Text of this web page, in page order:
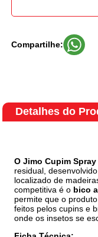
Compartilhe:
Detalhes do
O Jimo Cupim Spray
residual,
localizado de
competitiva é o bico
permite que o
feitos pelos cupins e
onde os insetos se